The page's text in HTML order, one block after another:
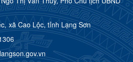
xã Cao Lộc, tỉnh Lạng Sơn